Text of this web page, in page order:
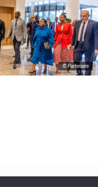
© Partenaire